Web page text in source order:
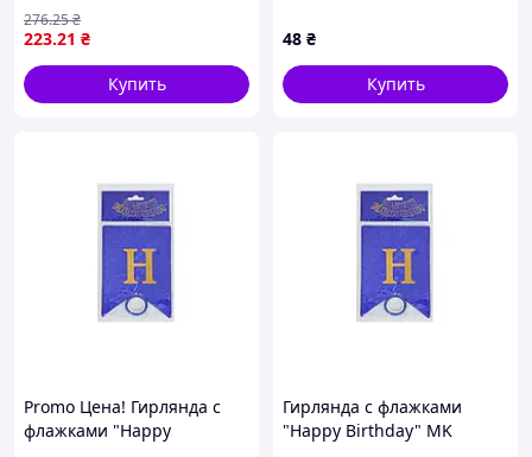
223.21 ₴
276.25₴
Купить
48 ₴
Купить
Promo Цена! Гирлянда с
флажками "Happy
Гирлянда с флажками
"Happy Birthday" MK